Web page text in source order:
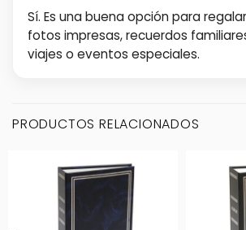
Sí. Es una buena opción para
fotos impresas, recuerdos
viajes o eventos especiales.
PRODUCTOS RELACIONADOS